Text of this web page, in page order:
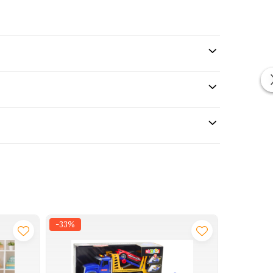
si jocuri de rol. De acum, orice mic fan al
-33%